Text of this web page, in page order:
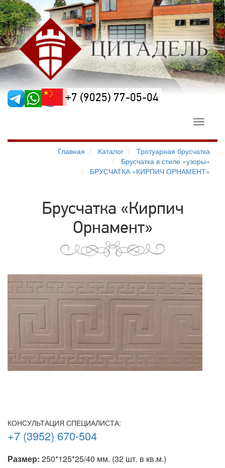
+7 (9025) 77-05-04
Toggle
Главная
Каталог
Тротуарная брусчатка
Брусчатка в стиле «узоры»
БРУСЧАТКА «КИРПИЧ ОРНАМЕНТ»
Брусчатка «Кирпич
Орнамент»
КОНСУЛЬТАЦИЯ СПЕЦИАЛИСТА:
+7 (3952) 670-504
Размер: 250*125*25/40 мм. (32 шт. в кв.м.)